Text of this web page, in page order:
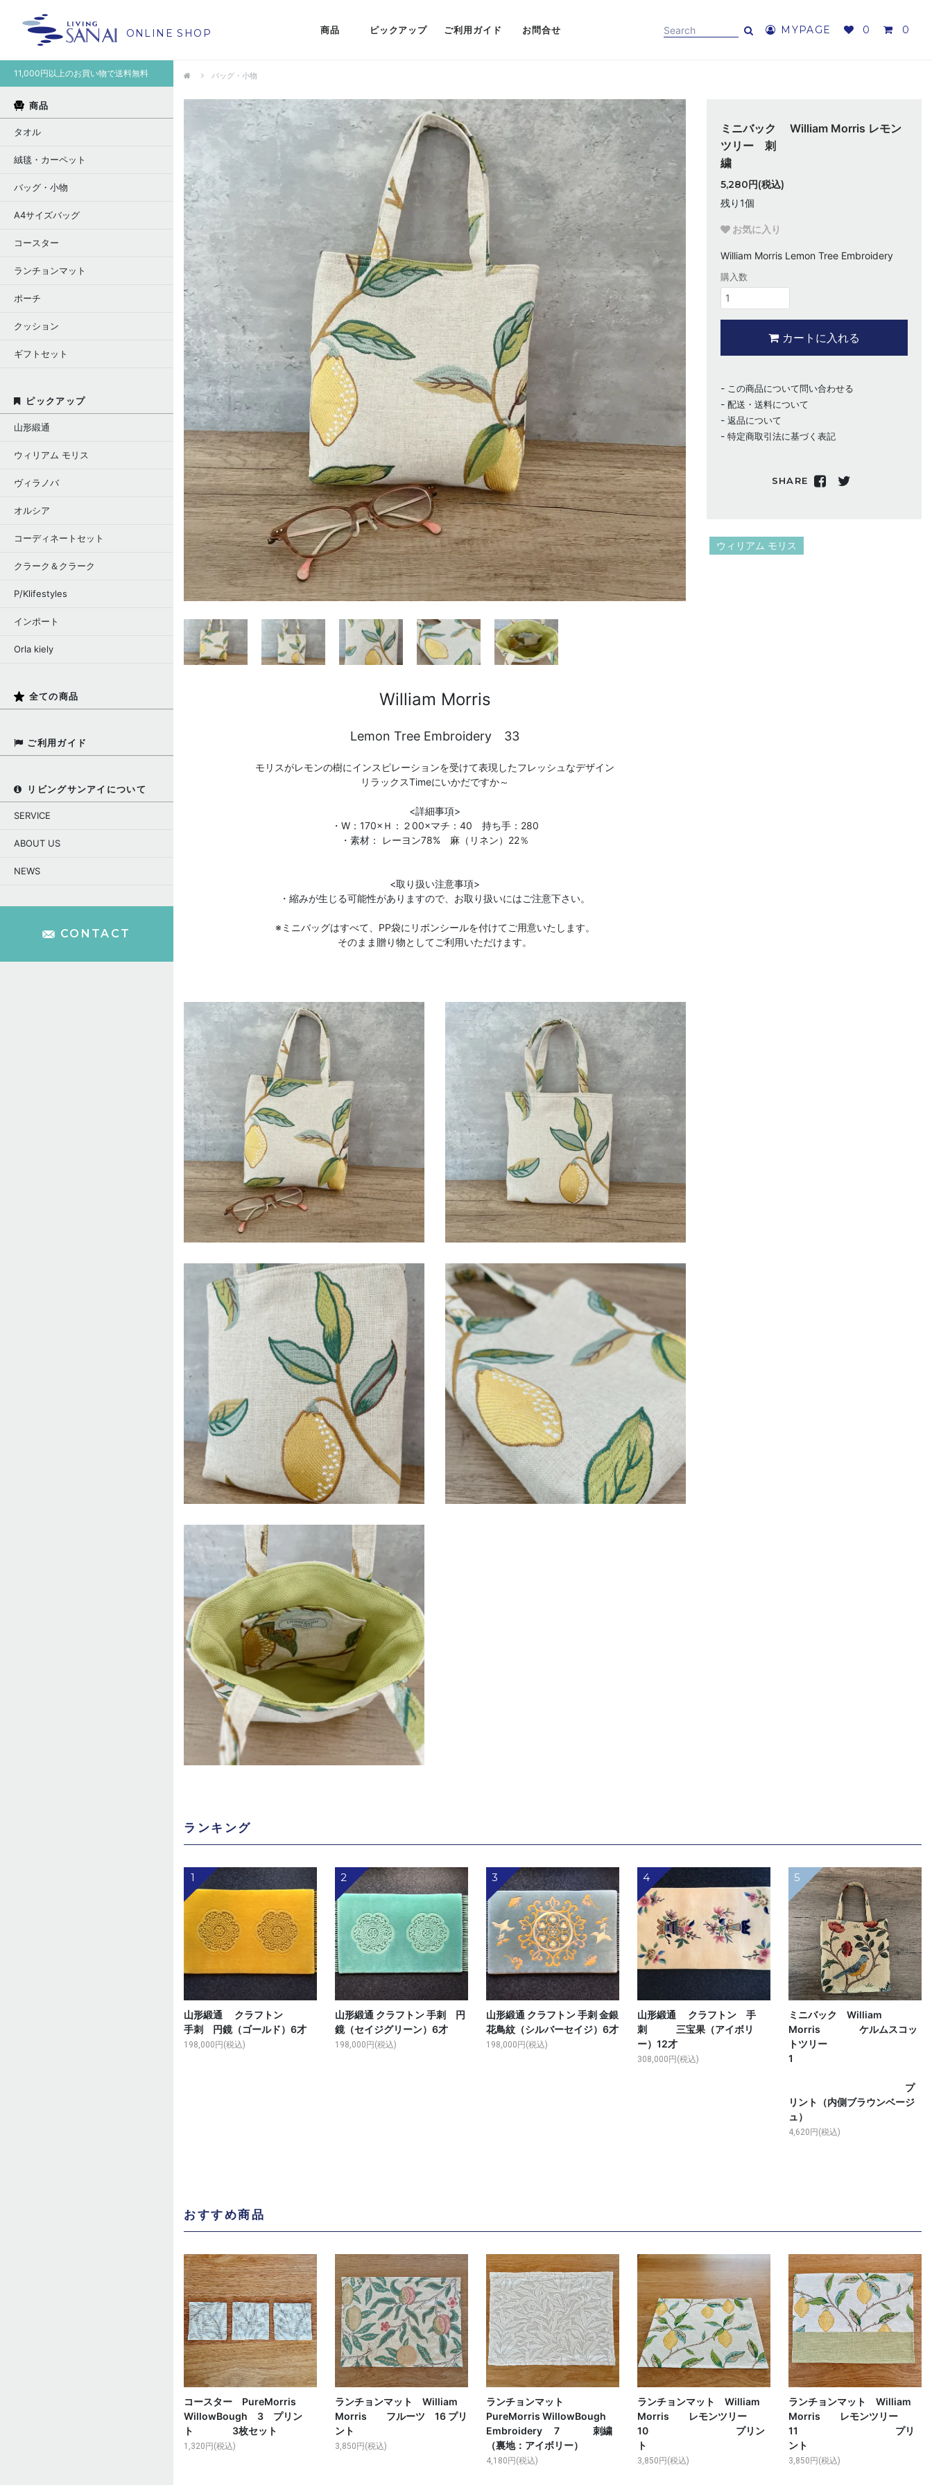
ONLINE SHOP 商品 ピックアップ ご利用ガイド お問合せ MYPAGE 0 0
11,000円以上のお買い物で送料無料
商品
タオル
絨毯・カーペット
バッグ・小物
A4サイズバッグ
コースター
ランチョンマット
ポーチ
クッション
ギフトセット
ピックアップ
山形緞通
ウィリアム モリス
ヴィラノバ
オルシア
コーディネートセット
クラーク＆クラーク
P/Klifestyles
インポート
Orla kiely
全ての商品
ご利用ガイド
リビングサンアイについて
SERVICE
ABOUT US
NEWS
CONTACT
バッグ・小物
William Morris
Lemon Tree Embroidery 33
モリスがレモンの樹にインスピレーションを受けて表現したフレッシュなデザイン
リラックスTimeにいかだですか～
<詳細事項>
・W：170×Ｈ：２00×マチ：40 持ち手：280
・素材： レーヨン78% 麻（リネン）22％
<取り扱い注意事項>
・縮みが生じる可能性がありますので、お取り扱いにはご注意下さい。
※ミニバッグはすべて、PP袋にリボンシールを付けてご用意いたします。
そのまま贈り物としてご利用いただけます。
ミニバック William Morris レモン
ツリー 刺
繍
5,280円(税込)
残り1個
お気に入り
William Morris Lemon Tree Embroidery
購入数
カートに入れる
この商品について問い合わせる
配送・送料について
返品について
特定商取引法に基づく表記
SHARE
ウィリアム モリス
ランキング
1
山形緞通 クラフトン
手刺 円鏡（ゴールド）6才
198,000円(税込)
2
山形緞通 クラフトン 手刺 円
鏡（セイジグリーン）6才
198,000円(税込)
3
山形緞通 クラフトン 手刺 金銀
花鳥紋（シルバーセイジ）6才
198,000円(税込)
4
山形緞通 クラフトン 手
刺 三宝果（アイボリ
ー）12才
308,000円(税込)
5
ミニバック William
Morris ケルムスコッ
トツリー
1
プ
リント（内側ブラウンベージ
ュ）
4,620円(税込)
おすすめ商品
コースター PureMorris
WillowBough 3 プリン
ト 3枚セット
1,320円(税込)
ランチョンマット William
Morris フルーツ 16 プリ
ント
3,850円(税込)
ランチョンマット
PureMorris WillowBough
Embroidery 7 刺繍
（裏地：アイボリー）
4,180円(税込)
ランチョンマット William
Morris レモンツリー
10 プリン
ト
3,850円(税込)
ランチョンマット William
Morris レモンツリー
11 プリ
ント
3,850円(税込)